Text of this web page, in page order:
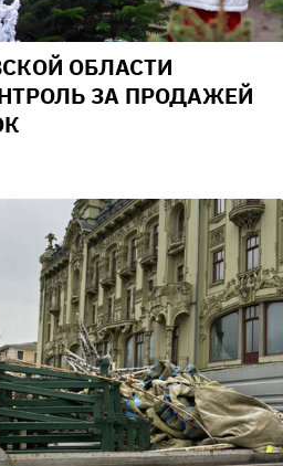
ОБЛАСТИ
ЗА ПРОДАЖЕЙ